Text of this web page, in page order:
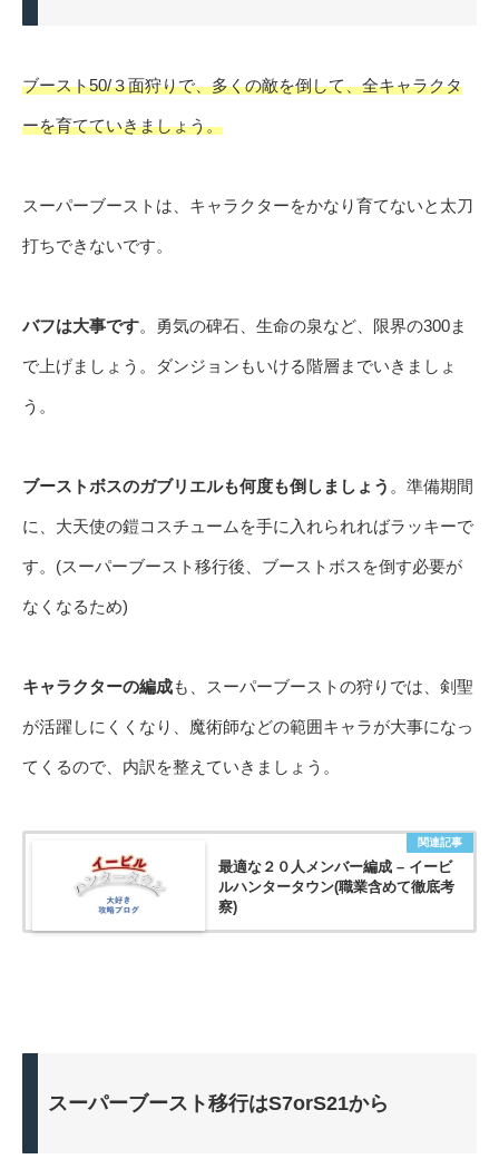
ブースト50/３面狩りで、多くの敵を倒して、全キャラクタ
ーを育てていきましょう。
スーパーブーストは、キャラクターをかなり育てないと太刀
打ちできないです。
バフは大事です。勇気の碑石、生命の泉など、限界の300ま
で上げましょう。ダンジョンもいける階層までいきましょ
う。
ブーストボスのガブリエルも何度も倒しましょう 。準備期間
に、大天使の鎧コスチュームを手に入れられればラッキーで
す。(スーパーブースト移行後、ブーストボスを倒す必要が
なくなるため)
キャラクターの編成も、スーパーブーストの狩りでは、剣聖
が活躍しにくくなり、魔術師などの範囲キャラが大事になっ
てくるので、内訳を整えていきましょう。
関連記事
最適な２０人メンバー編成 – イービ
ルハンタータウン(職業含めて徹底考
察)
スーパーブースト移行はS7orS21から